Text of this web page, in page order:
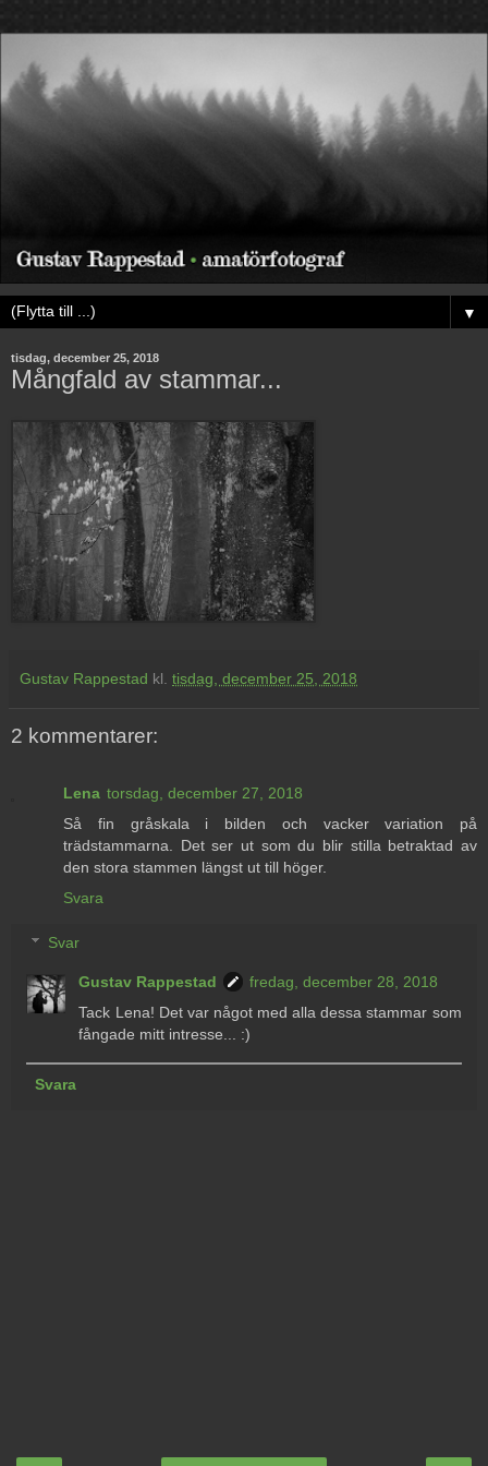
▼
tisdag, december 25, 2018
Mångfald av stammar...
Gustav Rappestad kl. tisdag, december 25, 2018
2 kommentarer:
Lena torsdag, december 27, 2018
Så fin gråskala i bilden och vacker variation på
trädstammarna. Det ser ut som du blir stilla betraktad av
den stora stammen längst ut till höger.
Svara
Svar
Gustav Rappestad
fredag, december 28, 2018
Tack Lena! Det var något med alla dessa stammar som
fångade mitt intresse... :)
Svara